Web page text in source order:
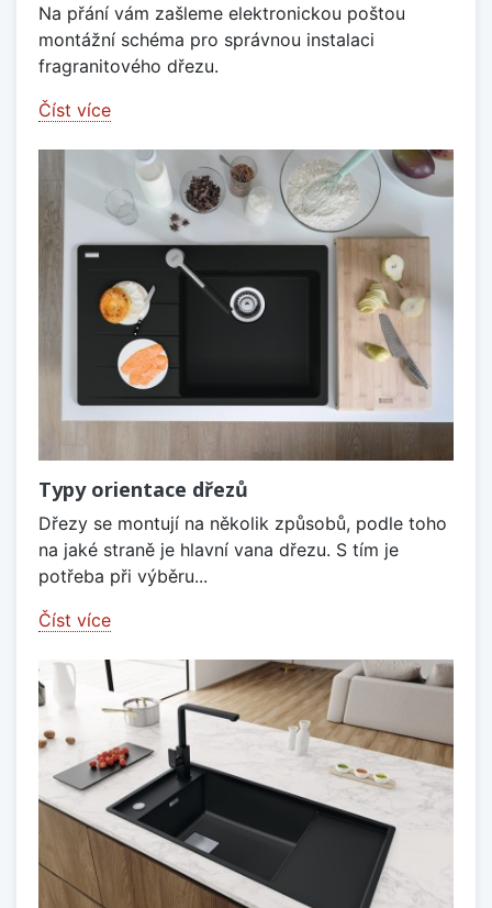
Na přání vám zašleme elektronickou poštou
montážní schéma pro správnou instalaci
fragranitového dřezu.
Číst více
Typy orientace dřezů
Dřezy se montují na několik způsobů, podle toho
na jaké straně je hlavní vana dřezu. S tím je
potřeba při výběru...
Číst více